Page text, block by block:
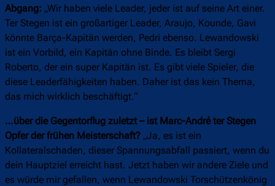
Abgang: „Wir haben viele Leader, jeder ist auf seine Art einer.
Ter Stegen ist ein großartiger Leader, Araujo, Kounde, Gavi
könnte Barça-Kapitän werden, Pedri ebenso. Lewandowski
ist ein Vorbild, ein Kapitän ohne Binde. Es bleibt Sergi
Roberto, der ein super Kapitän ist. Es gibt viele Spieler, die
diese Leaderfähigkeiten haben. Daher ist das kein Thema,
das mich wirklich beschäftigt.“
…über die Gegentorflug zuletzt – ist Marc-André ter Stegen
Opfer der frühen Meisterschaft? „Ja, es ist ein
Kollateralschaden, dieser Spannungsabfall passiert, wenn du
dein Hauptziel erreicht hast. Jetzt haben wir andere Ziele und
es würde mir gefallen, wenn Lewandowski Torschützenkönig